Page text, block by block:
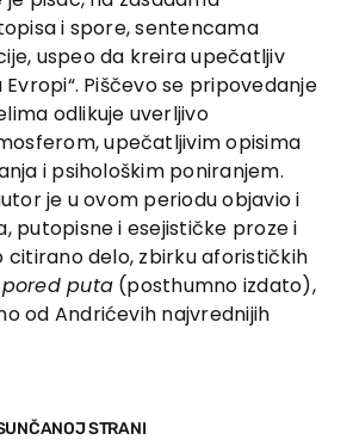
i spore, sentencama
uspeo da kreira upečatljiv
Piščevo se pripovedanje
odlikuje uverljivo
upečatljivim opisima
i psihološkim poniranjem.
je u ovom periodu objavio i
putopisne i esejističke proze i
citirano delo, zbirku aforističkih
puta (posthumno izdato),
od Andrićevih najvrednijih
STRANI